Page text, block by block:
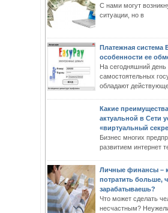
С нами могут
ситуации, но в
Платежная система
особенности ее
На сегодняшний
самостоятельных
обладают
Какие
актуальной в Сети
«виртуальный
Бизнес многих
развитием интернет
Личные финансы –
потратить больше,
зарабатываешь?
Что может сделать
несчастным?